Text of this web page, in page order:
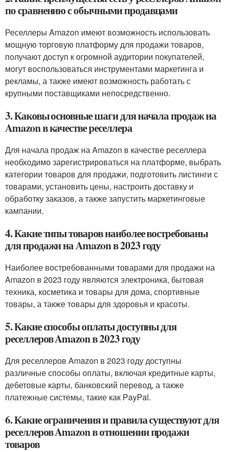
по сравнению с обычными продавцами
Реселлеры Amazon имеют возможность использовать
мощную торговую платформу для продажи товаров,
получают доступ к огромной аудитории покупателей,
могут воспользоваться инструментами маркетинга и
рекламы, а также имеют возможность работать с
крупными поставщиками непосредственно.
3. Каковы основные шаги для начала продаж на
Amazon в качестве реселлера
Для начала продаж на Amazon в качестве реселлера
необходимо зарегистрироваться на платформе, выбрать
категории товаров для продажи, подготовить листинги с
товарами, установить цены, настроить доставку и
обработку заказов, а также запустить маркетинговые
кампании.
4. Какие типы товаров наиболее востребованы
для продажи на Amazon в 2023 году
Наиболее востребованными товарами для продажи на
Amazon в 2023 году являются электроника, бытовая
техника, косметика и товары для дома, спортивные
товары, а также товары для здоровья и красоты.
5. Какие способы оплаты доступны для
реселлеров Amazon в 2023 году
Для реселлеров Amazon в 2023 году доступны
различные способы оплаты, включая кредитные карты,
дебетовые карты, банковский перевод, а также
платежные системы, такие как PayPal.
6. Какие ограничения и правила существуют для
реселлеров Amazon в отношении продажи
товаров